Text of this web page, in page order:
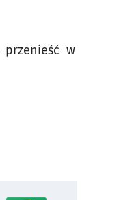
przenieść w